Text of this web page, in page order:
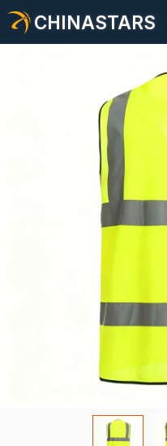
CHINASTARS
반사재/테이프
패션 반사 직물
어둠 속에서 빛나는 소재
CHINASTARS 정보